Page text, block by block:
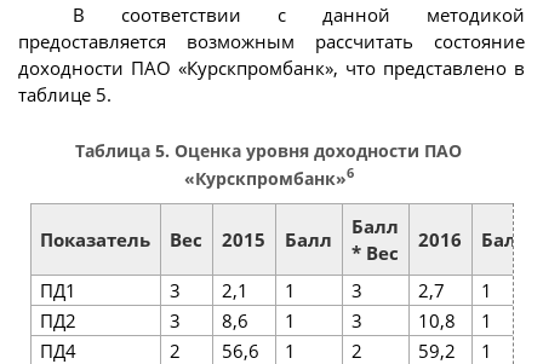
В соответствии с данной методикой
предоставляется возможным рассчитать состояние
доходности ПАО «Курскпромбанк», что представлено в
таблице 5.
Таблица 5. Оценка уровня доходности ПАО
«Курскпромбанк»6
Показатель Вес 2015 Балл
Балл
* Вес
2016 Балл
ПД1 3 2,1 1 3 2,7
1
ПД2
3 8,6 1 3 10,8
1
ПД4
2 56,6 1 2 59,2
1